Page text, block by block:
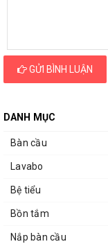
GỬI BÌNH LUẬN
DANH MỤC
Bàn cầu
Lavabo
Bệ tiểu
Bồn tắm
Nắp bàn cầu